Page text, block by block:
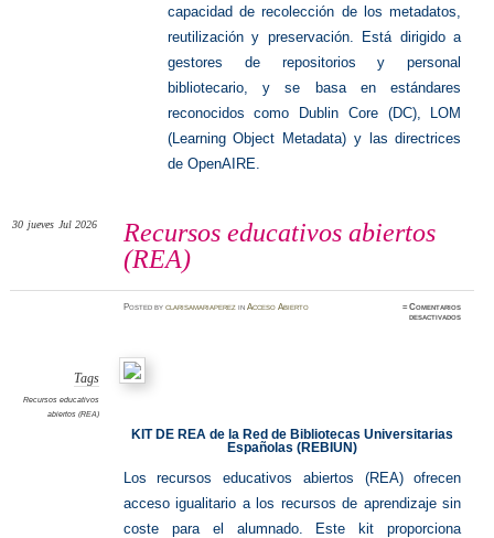
capacidad de recolección de los metadatos,
reutilización y preservación. Está dirigido a
gestores de repositorios y personal
bibliotecario, y se basa en estándares
reconocidos como Dublin Core (DC), LOM
(Learning Object Metadata) y las directrices
de OpenAIRE.
Recursos educativos abiertos
(REA)
30 jueves Jul 2026
Postedbyclarisamariaperez inAcceso Abierto ≈Comentarios
desactivadosen
Tags
Recursos educativos
abiertos (REA)
KIT DE REA de la Red de Bibliotecas Universitarias
Españolas (REBIUN)
Los recursos educativos abiertos (REA) ofrecen
acceso igualitario a los recursos de aprendizaje sin
coste para el alumnado.
Este kit proporciona